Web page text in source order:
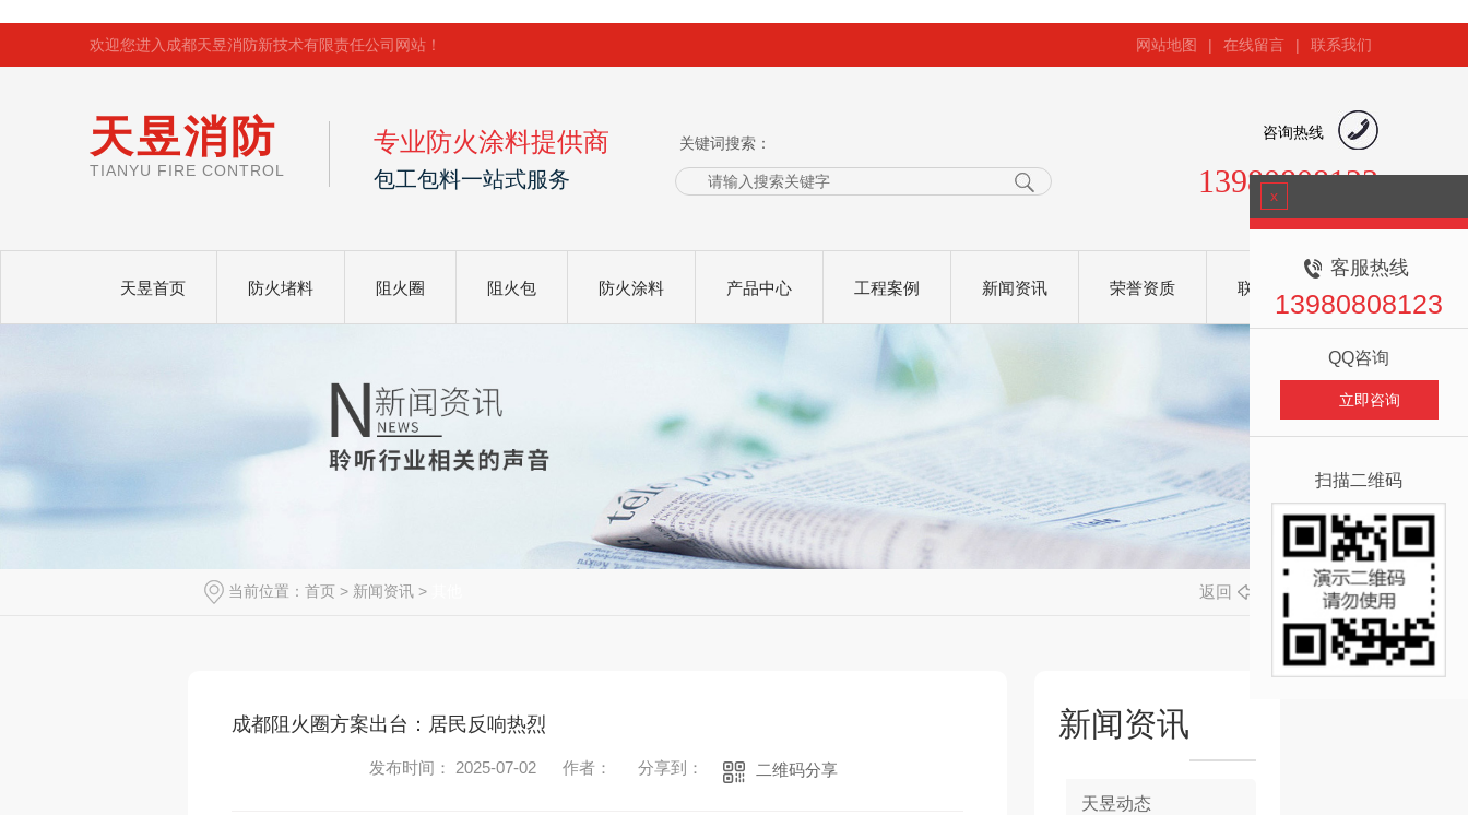
欢迎您进入成都天昱消防新技术有限责任公司网站！ 网站地图 | 在线留言 | 联系我们
天昱消防
TIANYU FIRE CONTROL
专业防火涂料提供商
包工包料一站式服务
关键词搜索：
咨询热线
13980808123
天昱首页 防火堵料 阻火圈 阻火包 防火涂料 产品中心 工程案例 新闻资讯 荣誉资质 联系我们
当前位置： 首页 > 新闻资讯 > 返回
成都阻火圈方案出台：居民反响热烈
发布时间： 2025-07-02 作者： 分享到： 二维码分享
新闻资讯
天昱动态
x
客服热线
13980808123
QQ咨询
立即咨询
扫描二维码